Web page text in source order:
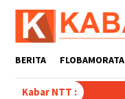
BERITA FLOBAMORATA
Kabar NTT : Tulis